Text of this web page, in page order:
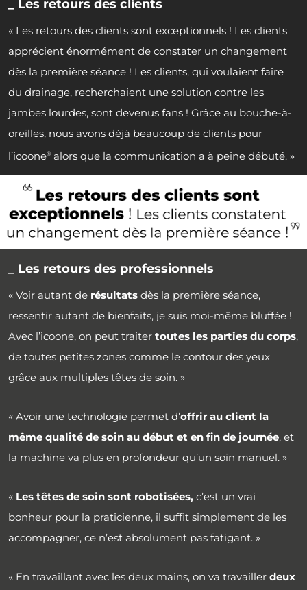
_ Les retours des clients
« Les retours des clients sont exceptionnels ! Les clients
apprécient énormément de constater un changement
dès la première séance ! Les clients, qui voulaient faire
du drainage, recherchaient une solution contre les
jambes lourdes, sont devenus fans ! Grâce au bouche-à-
oreilles, nous avons déjà beaucoup de clients pour
l’icoone® alors que la communication a à peine débuté. »
_ Les retours des professionnels
« Voir autant de résultats dès la première séance,
ressentir autant de bienfaits, je suis moi-même bluffée !
Avec l’icoone, on peut traitertoutes les parties du corps,
de toutes petites zones comme le contour des yeux
grâce aux multiples têtes de soin. »
« Avoir une technologie permet d’offrir au client la
même qualité de soin au début et en fin de journée, et
la machine va plus en profondeur qu’un soin manuel. »
« Les têtes de soin sont robotisées, c’est un vrai
bonheur pour la praticienne, il suffit simplement de les
accompagner, ce n’est absolument pas fatigant. »
« En travaillant avec les deux mains, on va travaillerdeux